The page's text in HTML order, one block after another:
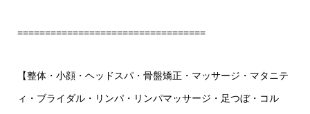
==================================
【整体・小顔・ヘッドスパ・骨盤矯正・マッサージ・マタニテ
ィ・ブライダル・リンパ・リンパマッサージ・足つぼ・コル